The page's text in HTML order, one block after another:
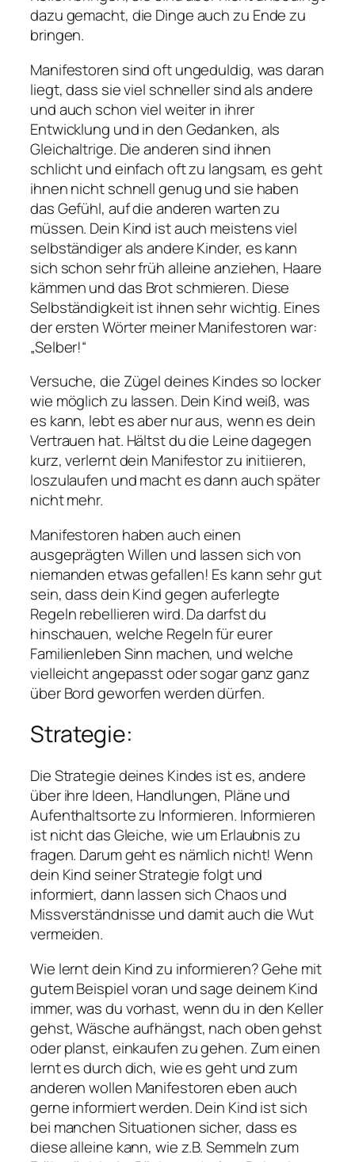
dazu gemacht, die Dinge auch zu Ende zu
bringen.
Manifestoren sind oft ungeduldig, was daran
liegt, dass sie viel schneller sind als andere
und auch schon viel weiter in ihrer
Entwicklung und in den Gedanken, als
Gleichaltrige. Die anderen sind ihnen
schlicht und einfach oft zu langsam, es geht
ihnen nicht schnell genug und sie haben
das Gefühl, auf die anderen warten zu
müssen. Dein Kind ist auch meistens viel
selbständiger als andere Kinder, es kann
sich schon sehr früh alleine anziehen, Haare
kämmen und das Brot schmieren. Diese
Selbständigkeit ist ihnen sehr wichtig. Eines
der ersten Wörter meiner Manifestoren war:
„Selber!“
Versuche, die Zügel deines Kindes so locker
wie möglich zu lassen. Dein Kind weiß, was
es kann, lebt es aber nur aus, wenn es dein
Vertrauen hat. Hältst du die Leine dagegen
kurz, verlernt dein Manifestor zu initiieren,
loszulaufen und macht es dann auch später
nicht mehr.
Manifestoren haben auch einen
ausgeprägten Willen und lassen sich von
niemanden etwas gefallen! Es kann sehr gut
sein, dass dein Kind gegen auferlegte
Regeln rebellieren wird. Da darfst du
hinschauen, welche Regeln für eurer
Familienleben Sinn machen, und welche
vielleicht angepasst oder sogar ganz ganz
über Bord geworfen werden dürfen.
Strategie:
Die Strategie deines Kindes ist es, andere
über ihre Ideen, Handlungen, Pläne und
Aufenthaltsorte zu Informieren. Informieren
ist nicht das Gleiche, wie um Erlaubnis zu
fragen. Darum geht es nämlich nicht! Wenn
dein Kind seiner Strategie folgt und
informiert, dann lassen sich Chaos und
Missverständnisse und damit auch die Wut
vermeiden.
Wie lernt dein Kind zu informieren? Gehe mit
gutem Beispiel voran und sage deinem Kind
immer, was du vorhast, wenn du in den Keller
gehst, Wäsche aufhängst, nach oben gehst
oder planst, einkaufen zu gehen. Zum einen
lernt es durch dich, wie es geht und zum
anderen wollen Manifestoren eben auch
gerne informiert werden. Dein Kind ist sich
bei manchen Situationen sicher, dass es
diese alleine kann, wie z.B. Semmeln zum